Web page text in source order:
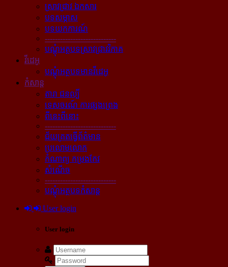
ស្រាវជ្រាវ ឯកសារ
បទសម្ភាស
បទយកការណ៍
----------------------------
បណ្ដុំអត្ថបទស្រាវជ្រាវវិភាគ
វីដេអូ
បណ្ដុំអត្ថបទមានវីដេអូ
កំសាន្ដ
តារា ជនល្បី
ទេសចរណ៍ ការផ្សងព្រេង
ពីនេះពីនោះ
----------------------------
ជ័យគ្រតធ្វើព័ត៌មាន
ប្រលោមលោក
កំណាព្យ កម្រងកែវ
សំណើច
----------------------------
បណ្ដុំអត្ថបទកំសាន្ដ
User login
User login